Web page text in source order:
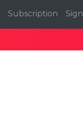
Subscription